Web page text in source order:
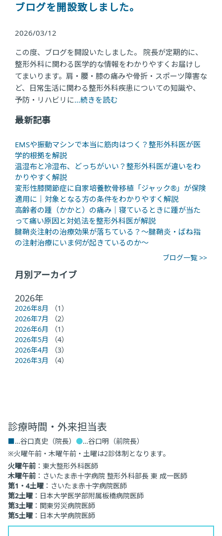
ブログを開設致しました。
2026/03/12
この度、ブログを開設いたしました。 院長が定期的に、
整形外科に関わる医学的な情報をわかりやすくお届けし
てまいります。肩・腰・膝の痛みや骨折・スポーツ障害な
ど、日常生活に関わる整形外科疾患についての知識や、
予防・リハビリに...続きを読む
最新記事
EMSや振動マシンで本当に筋肉はつく？整形外科医が医
学的根拠を解説
温湿布と冷湿布、どっちがいい？整形外科医が違いをわ
かりやすく解説
変形性膝関節症に自家培養軟骨移植「ジャック®」が保険
適用に｜対象となる方の条件をわかりやすく解説
高齢者の踵（かかと）の痛み｜寝ているときに踵が当た
って痛い原因と対処法を整形外科医が解説
腱鞘炎注射の治療効果が落ちている？～腱鞘炎・ばね指
の注射治療にいま何が起きているのか～
ブログ一覧 >>
月別アーカイブ
2026年
2026年8月
（1）
2026年7月
（2）
2026年6月
（1）
2026年5月
（4）
2026年4月
（3）
2026年3月
（4）
診療時間・外来担当表
■…谷口真史（院長） ●…谷口明（前院長）
※火曜午前・木曜午前・土曜は2診体制となります。
火曜午前：東大整形外科医師
木曜午前：さいたま赤十字病院 整形外科部長 東 成一医師
第1・4土曜：さいたま赤十字病院医師
第2土曜：日本大学医学部附属板橋病院医師
第3土曜：関東労災病院医師
第5土曜：日本大学病院医師